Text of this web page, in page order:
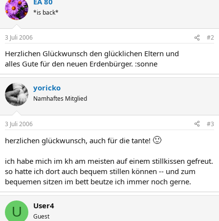
*is back*
3 Juli 2006 #2
Herzlichen Glückwunsch den glücklichen Eltern und
alles Gute für den neuen Erdenbürger. :sonne
yoricko
Namhaftes Mitglied
3 Juli 2006 #3
herzlichen glückwunsch, auch für die tante! 🙂
ich habe mich im kh am meisten auf einem stillkissen gefreut.
so hatte ich dort auch bequem stillen können -- und zum
bequemen sitzen im bett beutze ich immer noch gerne.
U User4
Guest